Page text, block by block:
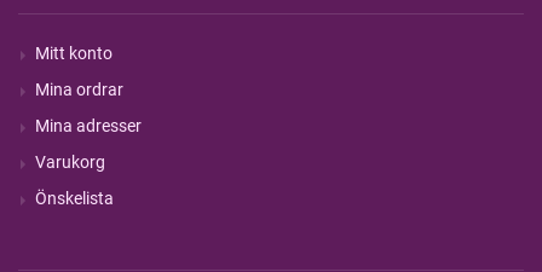
Mitt konto
Mina ordrar
Mina adresser
Varukorg
Önskelista